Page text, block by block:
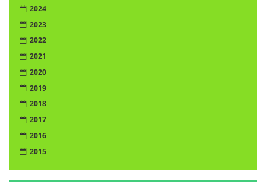
2024
2023
2022
2021
2020
2019
2018
2017
2016
2015